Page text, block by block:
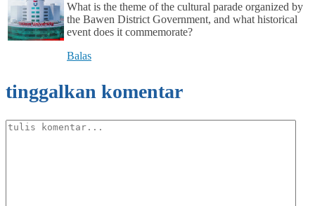
What is the theme of the cultural parade organized by
the Bawen District Government, and what historical
event does it commemorate?
Balas
tinggalkan komentar